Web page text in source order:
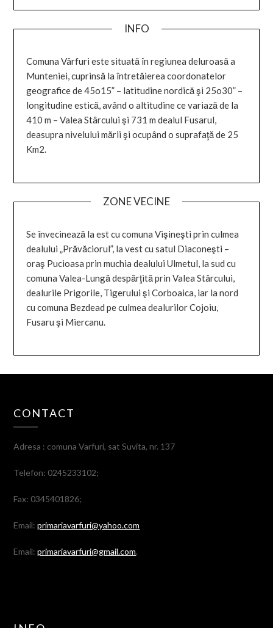
INFO
Comuna Vârfuri este situată în regiunea deluroasă a
Munteniei, cuprinsă la întretăierea coordonatelor
geografice de 45o15” – latitudine nordică şi 25o30” –
longitudine estică, având o altitudine ce variază de la
410 m – Valea Stârcului şi 731 m dealul Fusarul,
deasupra nivelului mării şi ocupând o suprafaţă de 25
Km2.
ZONE VECINE
Se învecinează la est cu comuna Vişineşti prin culmea
dealului „Prăvăciorul”, la vest cu satul Diaconeşti –
oraş Pucioasa prin muchia dealului Ulmetul, la sud cu
comuna Valea-Lungă despărţită prin Valea Stârcului,
dealurile Prigorile, Tigerului şi Corboaica, iar la nord
cu comuna Bezdead pe culmea dealurilor Cojoiu,
Fusaru şi Miercanu.
CONTACT
Adresa : comuna Varfuri, sat Suvita, nr. 137
Telefon: 0245233102;
Fax: 0345401826;
Email:primariavarfuri@yahoo.com
Email:primariavarfuri@gmail.com.